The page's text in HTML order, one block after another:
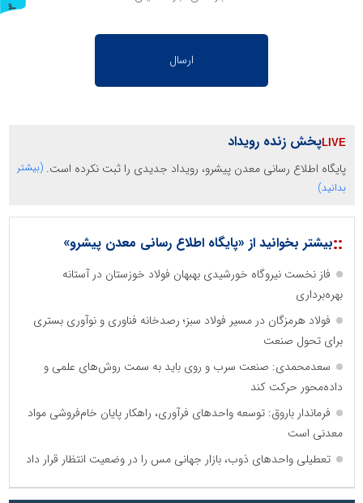
پخش زنده رویداد
پایگاه اطلاع رسانی معدن پیشرو، رویداد جدیدی را ثبت نکرده است. (بیشتر
بدانید)
::بیشتر بخوانید از «پایگاه اطلاع رسانی معدن پیشرو»
فاز نخست نیروگاه خورشیدی بهبهان فولاد خوزستان در آستانه
بهره‌برداری
فولاد هرمزگان در مسیر فولاد سبز؛ رصدخانه فناوری و نوآوری بستری
برای تحول صنعت
سعدمحمدی: صنعت سرب و روی باید به سمت روش‌های علمی و
داده‌محور حرکت کند
فرماندار باروق: توسعه واحدهای فرآوری، راهکار پایان خام‌فروشی مواد
معدنی است
تعطیلی واحدهای ذوب، بازار جهانی مس را در وضعیت انتظار قرار داد
ر
و
ن
د
ه